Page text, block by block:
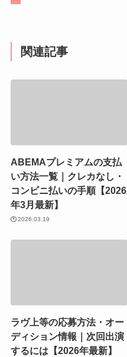
関連記事
ABEMAプレミアムの支払
い方法一覧｜クレカなし・
コンビニ払いの手順【2026
年3月最新】
2026.03.19
ラヴ上等の応募方法・オー
ディション情報｜次回出演
するには【2026年最新】